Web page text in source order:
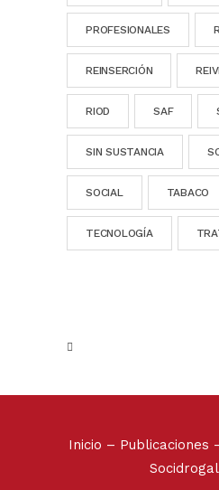
PROFESIONALES
REINSERCIÓN
RIOD SAF
SIN SUSTANCIA
SOCIAL TABACO
TECNOLOGÍA
Inicio – Publicaciones